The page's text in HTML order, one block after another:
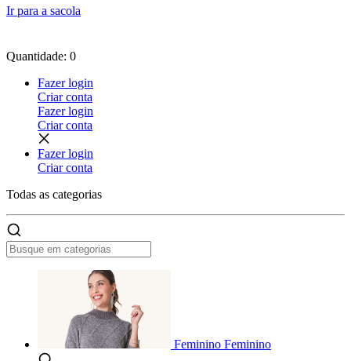
Ir para a sacola
Quantidade: 0
Fazer login
Criar conta
Fazer login
Criar conta
Fazer login
Criar conta
Todas as categorias
Feminino Feminino